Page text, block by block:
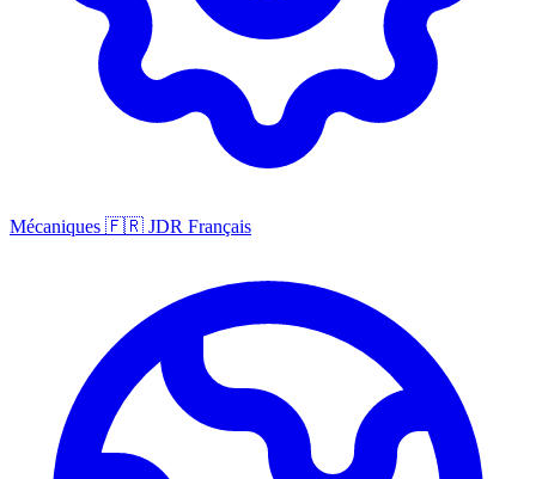
Mécaniques 🇫🇷 JDR Français